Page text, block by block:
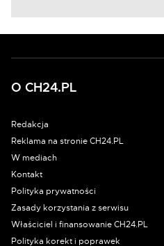
O CH24.PL
Redakcja
Reklama na stronie CH24.PL
W mediach
Kontakt
Polityka prywatności
Zasady korzystania z serwisu
Właściciel i finansowanie CH24.PL
Polityka korekt i poprawek